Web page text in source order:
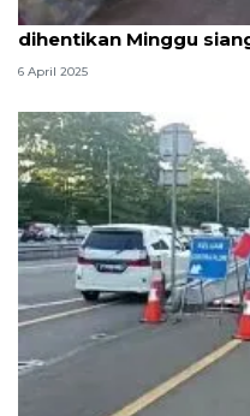
"Contraflow" Tol
dihentikan Minggu
6 April 2025